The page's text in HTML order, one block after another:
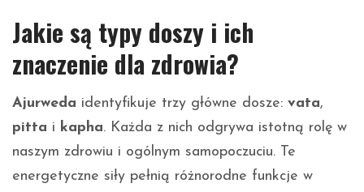
Jakie są typy doszy i ich
znaczenie dla zdrowia?
Ajurweda identyfikuje trzy główne dosze: vata,
pitta i kapha. Każda z nich odgrywa istotną rolę w
naszym zdrowiu i ogólnym samopoczuciu. Te
energetyczne siły pełnią różnorodne funkcje w